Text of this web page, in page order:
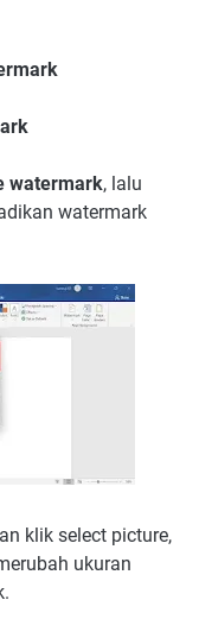
watermark, lalu
watermark
klik select picture,
ukuran